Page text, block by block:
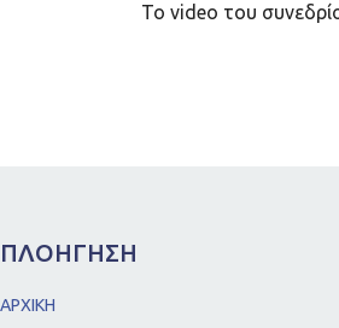
Το video του
ΠΛΟΗΓΗΣΗ
ΑΡΧΙΚΗ